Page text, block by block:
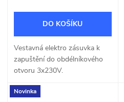
DO KOŠÍKU
Vestavná elektro zásuvka k
zapuštění do obdélníkového
otvoru 3x230V.
Novinka